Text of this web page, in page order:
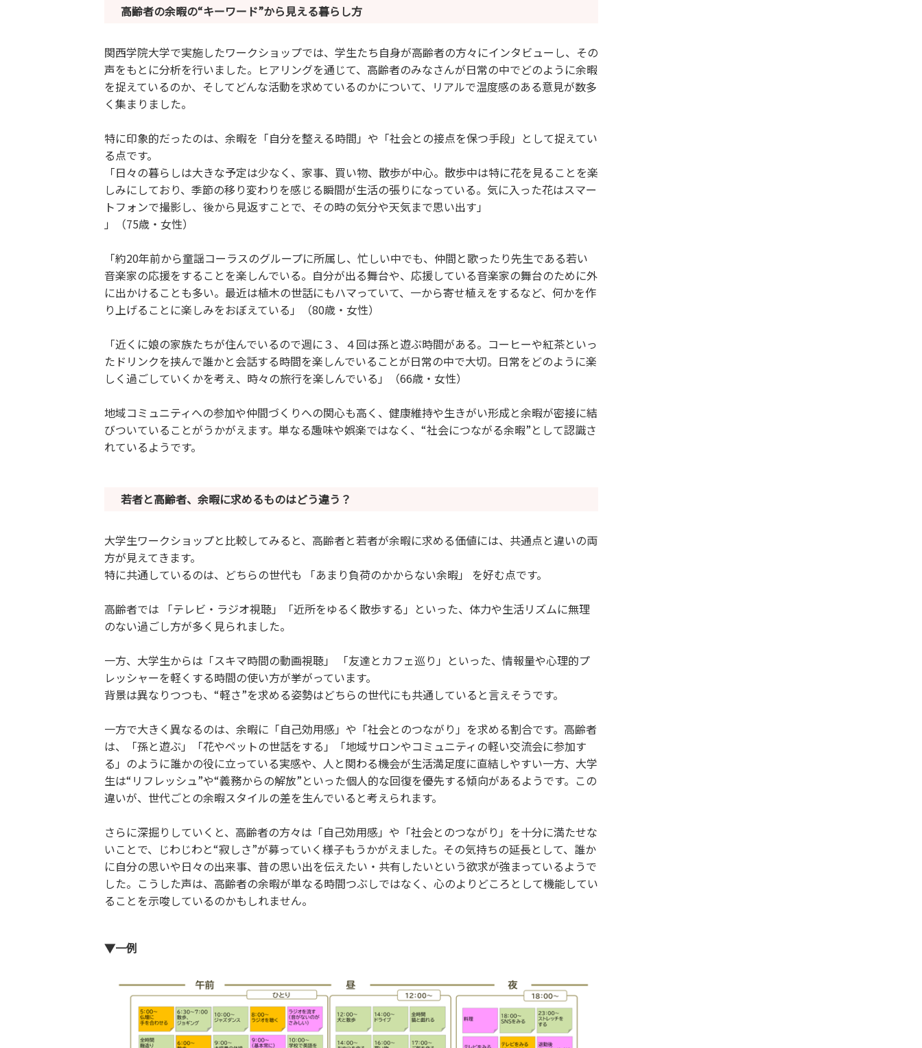
高齢者の余暇の“キーワード”から見える暮らし方
関西学院大学で実施したワークショップでは、学生たち自身が高齢者の方々にインタビューし、その
声をもとに分析を行いました。ヒアリングを通じて、高齢者のみなさんが日常の中でどのように余暇
を捉えているのか、そしてどんな活動を求めているのかについて、リアルで温度感のある意見が数多
く集まりました。
特に印象的だったのは、余暇を「自分を整える時間」や「社会との接点を保つ手段」として捉えてい
る点です。
「日々の暮らしは大きな予定は少なく、家事、買い物、散歩が中心。散歩中は特に花を見ることを楽
しみにしており、季節の移り変わりを感じる瞬間が生活の張りになっている。気に入った花はスマー
トフォンで撮影し、後から見返すことで、その時の気分や天気まで思い出す」
」（75歳・女性）
「約20年前から童謡コーラスのグループに所属し、忙しい中でも、仲間と歌ったり先生である若い
音楽家の応援をすることを楽しんでいる。自分が出る舞台や、応援している音楽家の舞台のために外
に出かけることも多い。最近は植木の世話にもハマっていて、一から寄せ植えをするなど、何かを作
り上げることに楽しみをおぼえている」（80歳・女性）
「近くに娘の家族たちが住んでいるので週に３、４回は孫と遊ぶ時間がある。コーヒーや紅茶といっ
たドリンクを挟んで誰かと会話する時間を楽しんでいることが日常の中で大切。日常をどのように楽
しく過ごしていくかを考え、時々の旅行を楽しんでいる」（66歳・女性）
地域コミュニティへの参加や仲間づくりへの関心も高く、健康維持や生きがい形成と余暇が密接に結
びついていることがうかがえます。単なる趣味や娯楽ではなく、“社会につながる余暇”として認識さ
れているようです。
若者と高齢者、余暇に求めるものはどう違う？
大学生ワークショップと比較してみると、高齢者と若者が余暇に求める価値には、共通点と違いの両
方が見えてきます。
特に共通しているのは、どちらの世代も 「あまり負荷のかからない余暇」 を好む点です。
高齢者では 「テレビ・ラジオ視聴」「近所をゆるく散歩する」といった、体力や生活リズムに無理
のない過ごし方が多く見られました。
一方、大学生からは「スキマ時間の動画視聴」 「友達とカフェ巡り」といった、情報量や心理的プ
レッシャーを軽くする時間の使い方が挙がっています。
背景は異なりつつも、“軽さ”を求める姿勢はどちらの世代にも共通していると言えそうです。
一方で大きく異なるのは、余暇に「自己効用感」や「社会とのつながり」を求める割合です。高齢者
は、「孫と遊ぶ」「花やペットの世話をする」「地域サロンやコミュニティの軽い交流会に参加す
る」のように誰かの役に立っている実感や、人と関わる機会が生活満足度に直結しやすい一方、大学
生は“リフレッシュ”や“義務からの解放”といった個人的な回復を優先する傾向があるようです。この
違いが、世代ごとの余暇スタイルの差を生んでいると考えられます。
さらに深掘りしていくと、高齢者の方々は「自己効用感」や「社会とのつながり」を十分に満たせな
いことで、じわじわと“寂しさ”が募っていく様子もうかがえました。その気持ちの延長として、誰か
に自分の思いや日々の出来事、昔の思い出を伝えたい・共有したいという欲求が強まっているようで
した。こうした声は、高齢者の余暇が単なる時間つぶしではなく、心のよりどころとして機能してい
ることを示唆しているのかもしれません。
▼一例